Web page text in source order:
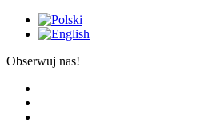
Obserwuj nas!